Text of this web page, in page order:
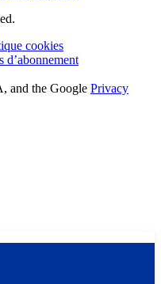
cookies
d’abonnement
and the Google Privacy